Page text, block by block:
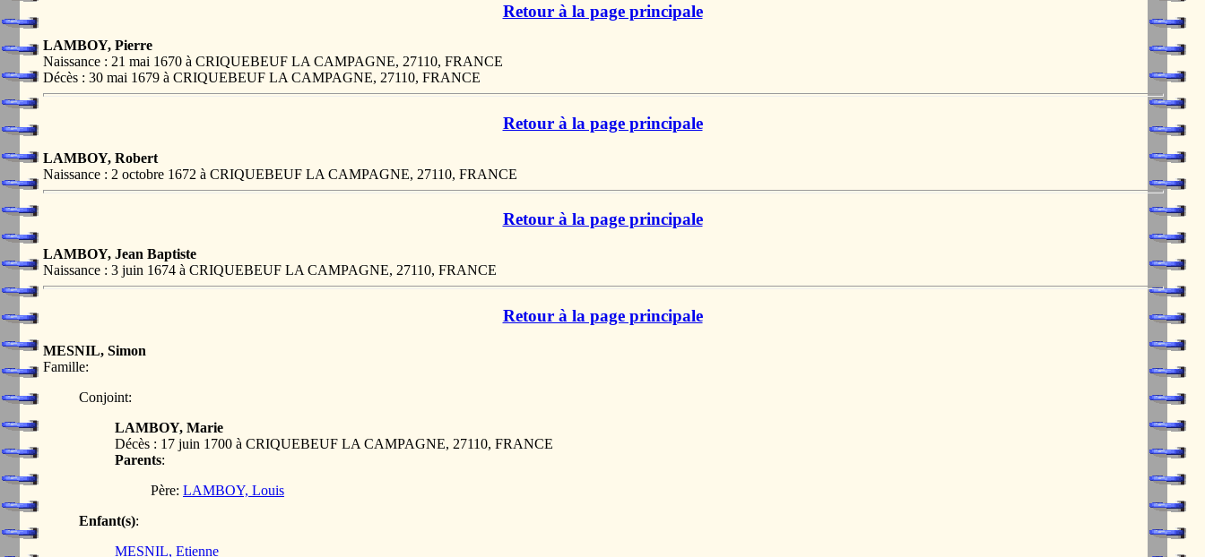
Retour à la page principale
LAMBOY, Pierre
Naissance : 21 mai 1670 à CRIQUEBEUF LA CAMPAGNE, 27110, FRANCE
Décès : 30 mai 1679 à CRIQUEBEUF LA CAMPAGNE, 27110, FRANCE
Retour à la page principale
LAMBOY, Robert
Naissance : 2 octobre 1672 à CRIQUEBEUF LA CAMPAGNE, 27110, FRANCE
Retour à la page principale
LAMBOY, Jean Baptiste
Naissance : 3 juin 1674 à CRIQUEBEUF LA CAMPAGNE, 27110, FRANCE
Retour à la page principale
MESNIL, Simon
Famille:
Conjoint:
LAMBOY, Marie
Décès : 17 juin 1700 à CRIQUEBEUF LA CAMPAGNE, 27110, FRANCE
Parents:
Père: LAMBOY, Louis
Enfant(s):
MESNIL, Etienne